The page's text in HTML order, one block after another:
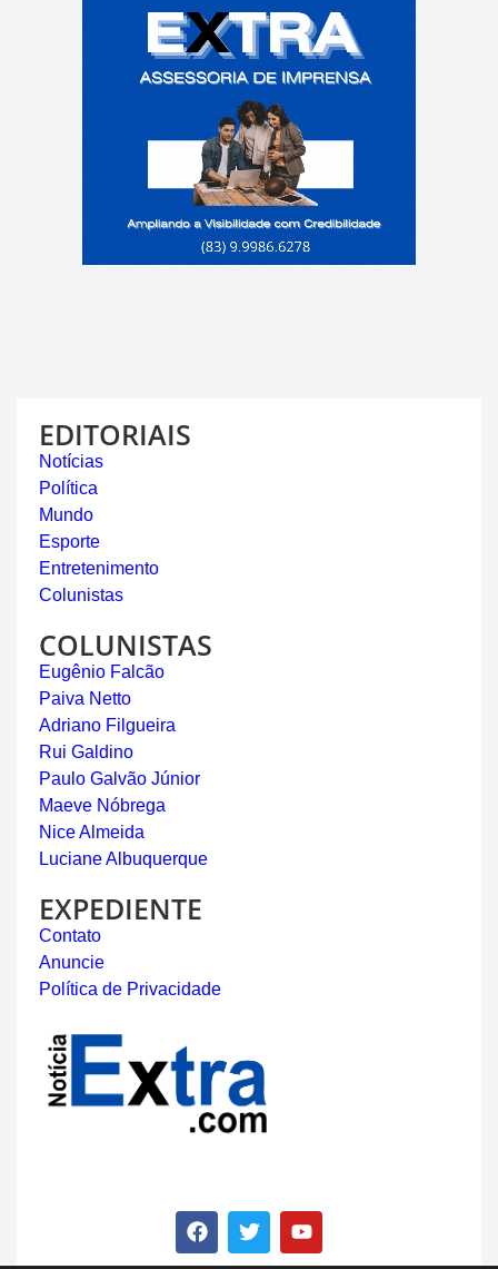
EDITORIAIS
Notícias
Política
Mundo
Esporte
Entretenimento
Colunistas
COLUNISTAS
Eugênio Falcão
Paiva Netto
Adriano Filgueira
Rui Galdino
Paulo Galvão Júnior
Maeve Nóbrega
Nice Almeida
Luciane Albuquerque
EXPEDIENTE
Contato
Anuncie
Política de Privacidade